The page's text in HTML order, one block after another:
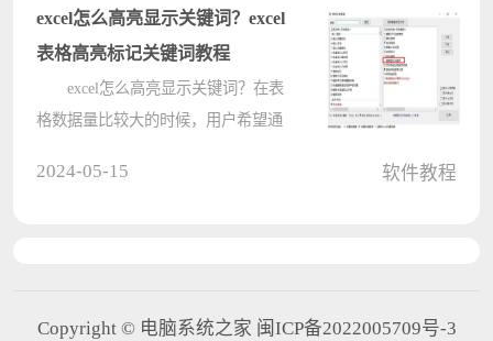
会有好游戏发布，自己也想去玩玩，
今天????
excel怎么高亮显示关键词？excel
表格高亮标记关键词教程
excel怎么高亮显示关键词？在表
格数据量比较大的时候，用户希望通
2024-05-15 软件教程
Copyright © 电脑系统之家 闽ICP备2022005709号-3